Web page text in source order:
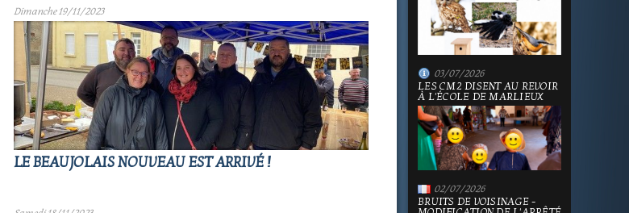
Dimanche 19/11/2023
LE BEAUJOLAIS NOUVEAU EST ARRIVÉ !
03/07/2026
LES CM2 DISENT AU REVOIR
À L'ÉCOLE DE MARLIEUX
02/07/2026
BRUITS DE VOISINAGE -